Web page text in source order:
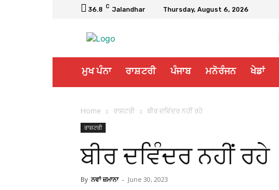
36.8 C Jalandhar Thursday, August 6, 2026
ਮੁਖ ਪੰਨਾ ਰਾਸ਼ਟਰੀ ਪੰਜਾਬ ਮਨੋਰੰਜਨ ਖੇਡਾਂ
Home ਰਾਸ਼ਟਰੀ ਬੀਰ ਦਵਿੰਦਰ ਨਹੀਂ ਰਹੇ
ਰਾਸ਼ਟਰੀ
ਬੀਰ ਦਵਿੰਦਰ ਨਹੀਂ ਰਹੇ
By ਨਵਾਂ ਜ਼ਮਾਨਾ - June 30, 2023